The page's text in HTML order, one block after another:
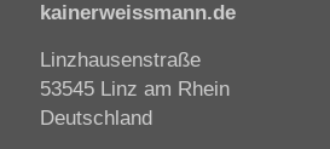
kainerweissmann.de
Linzhausenstraße
53545 Linz am Rhein
Deutschland